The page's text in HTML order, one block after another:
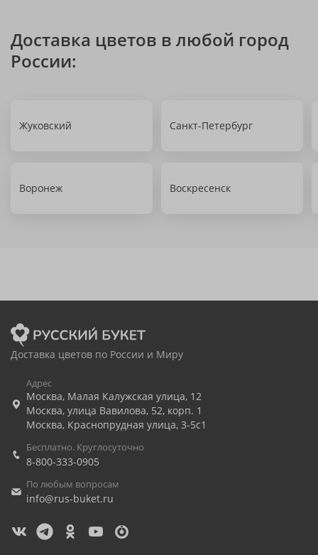
Доставка цветов в любой город
России:
Жуковский Санкт-Петербург
Воронеж Воскресенск
Доставка цветов по России и Миру
Адрес
Москва, Малая Калужская улица, 12
Москва, улица Вавилова, 52, корп. 1
Москва, Краснопрудная улица, 3-5с1
Бесплатно. Круглосуточно
8-800-333-0905
По любым вопросам
info@rus-buket.ru